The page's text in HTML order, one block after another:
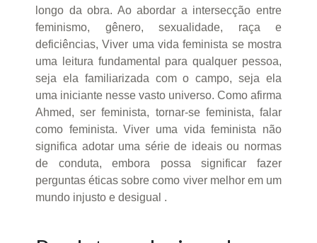
longo da obra. Ao abordar a intersecção entre
feminismo, gênero, sexualidade, raça e
deficiências, Viver uma vida feminista se mostra
uma leitura fundamental para qualquer pessoa,
seja ela familiarizada com o campo, seja ela
uma iniciante nesse vasto universo. Como afirma
Ahmed, ser feminista, tornar-se feminista, falar
como feminista. Viver uma vida feminista não
significa adotar uma série de ideais ou normas
de conduta, embora possa significar fazer
perguntas éticas sobre como viver melhor em um
mundo injusto e desigual .